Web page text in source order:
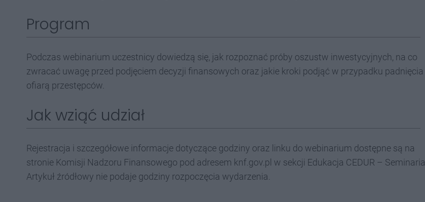
Program
Podczas webinarium uczestnicy dowiedzą się, jak rozpoznać próby oszustw inwestycyjnych, na co
zwracać uwagę przed podjęciem decyzji finansowych oraz jakie kroki podjąć w przypadku padnięcia
ofiarą przestępców.
Jak wziąć udział
Rejestracja i szczegółowe informacje dotyczące godziny oraz linku do webinarium dostępne są na
stronie Komisji Nadzoru Finansowego pod adresem knf.gov.pl w sekcji Edukacja CEDUR – Seminaria.
Artykuł źródłowy nie podaje godziny rozpoczęcia wydarzenia.